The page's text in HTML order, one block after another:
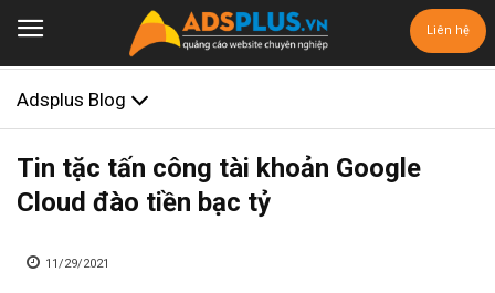
Liên hệ
Adsplus Blog
Tin tặc tấn công tài khoản Google
Cloud đào tiền bạc tỷ
11/29/2021